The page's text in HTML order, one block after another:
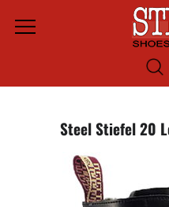
Menu
Steel Stiefel 20